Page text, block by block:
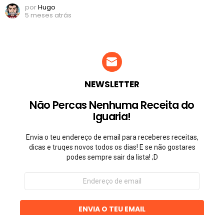
porHugo
5 meses atrás
NEWSLETTER
Não Percas Nenhuma Receita do
Iguaria!
Envia o teu endereço de email para receberes receitas,
dicas e truqes novos todos os dias! E se não gostares
podes sempre sair da lista! ;D
Endereço
email
ENVIA O TEU EMAIL